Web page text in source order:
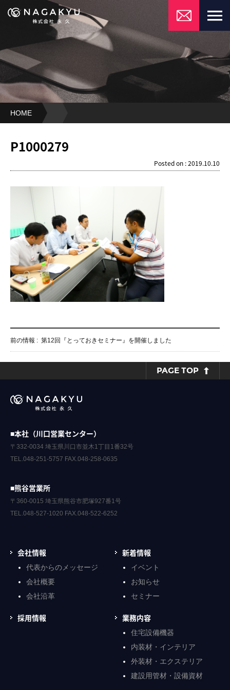
HOME
P1000279
Posted on : 2019.10.10
前の情報 : 第12回『とっておきセミナー』を開催しました
PAGE TOP
■本社（川口営業センター）
〒332-0034 埼玉県川口市並木1丁目1番32号
TEL.048-251-5757 FAX.048-258-0635
■熊谷営業所
〒360-0015 埼玉県熊谷市肥塚927番1号
TEL.048-527-1020 FAX.048-522-6252
会社情報
代表からのメッセージ
会社概要
会社沿革
新着情報
イベント
お知らせ
セミナー
採用情報 業務内容
住宅設備機器
内装材・インテリア
外装材・エクステリア
建設用管材・設備資材